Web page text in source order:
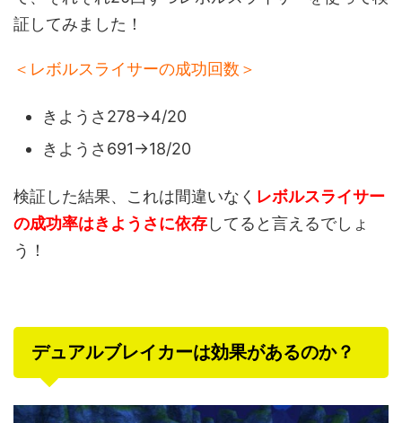
証してみました！
＜レボルスライサーの成功回数＞
きようさ278→4/20
きようさ691→18/20
検証した結果、これは間違いなく レボルスライサー
の成功率はきようさに依存してると言えるでしょ
う！
デュアルブレイカーは効果があるのか？